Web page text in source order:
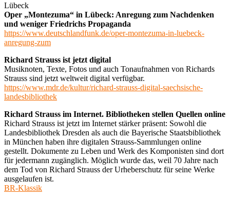
Lübeck
Oper „Montezuma“ in Lübeck: Anregung zum Nachdenken
und weniger Friedrichs Propaganda
https://www.deutschlandfunk.de/oper-montezuma-in-luebeck-
anregung-zum
Richard Strauss ist jetzt digital
Musiknoten, Texte, Fotos und auch Tonaufnahmen von Richards
Strauss sind jetzt weltweit digital verfügbar.
https://www.mdr.de/kultur/richard-strauss-digital-saechsische-
landesbibliothek
Richard Strauss im Internet. Bibliotheken stellen Quellen online
Richard Strauss ist jetzt im Internet stärker präsent: Sowohl die
Landesbibliothek Dresden als auch die Bayerische Staatsbibliothek
in München haben ihre digitalen Strauss-Sammlungen online
gestellt. Dokumente zu Leben und Werk des Komponisten sind dort
für jedermann zugänglich. Möglich wurde das, weil 70 Jahre nach
dem Tod von Richard Strauss der Urheberschutz für seine Werke
ausgelaufen ist.
BR-Klassik